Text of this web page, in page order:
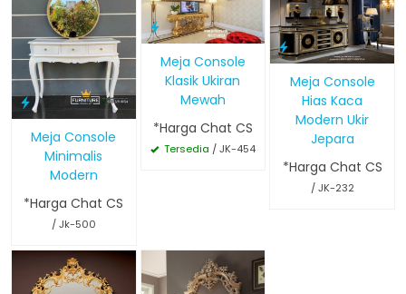
Meja Console
Minimalis
Modern
*Harga Chat CS
/ Jk-500
Meja Console
Klasik Ukiran
Mewah
*Harga Chat CS
Tersedia / JK-454
Meja Console
Hias Kaca
Modern Ukir
Jepara
*Harga Chat CS
/ JK-232